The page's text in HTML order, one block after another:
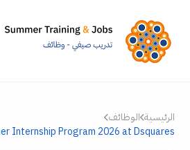
الرئيسية الوظائف
Internship Program 2026 at Dsquares